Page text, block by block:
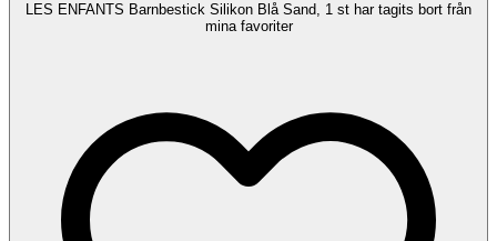
LES ENFANTS Barnbestick Silikon Blå Sand, 1 st har tagits bort från
mina favoriter